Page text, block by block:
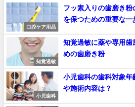
口腔ケア用品
フッ素入りの歯磨き
を保つための重要な一
知覚過敏
知覚過敏に薬や専用
めの歯磨き粉
小児歯科
小児歯科の歯科対象
や施術内容は？